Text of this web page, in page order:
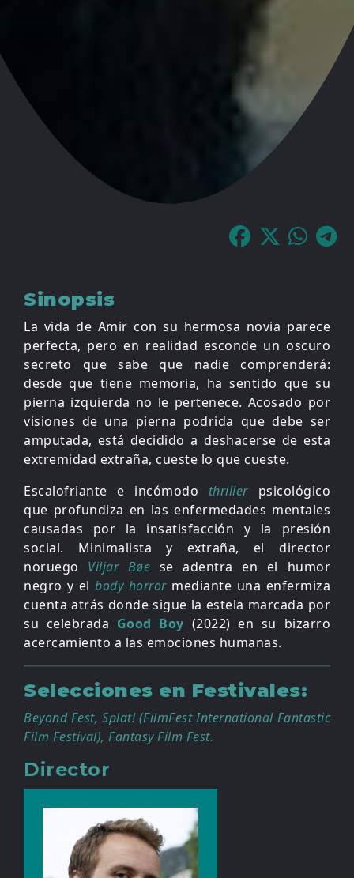
Sinopsis
La vida de Amir con su hermosa novia parece
perfecta, pero en realidad esconde un oscuro
secreto que sabe que nadie comprenderá:
desde que tiene memoria, ha sentido que su
pierna izquierda no le pertenece. Acosado por
visiones de una pierna podrida que debe ser
amputada, está decidido a deshacerse de esta
extremidad extraña, cueste lo que cueste.
Escalofriante e incómodo thrillerpsicológico
que profundiza en las enfermedades mentales
causadas por la insatisfacción y la presión
social. Minimalista y extraña, el director
noruego Viljar Bøe se adentra en el humor
negro y elbody horrormediante una enfermiza
cuenta atrás donde sigue la estela marcada por
su celebrada Good Boy (2022) en su bizarro
acercamiento a las emociones humanas.
Selecciones en Festivales:
Beyond Fest, Splat! (FilmFest International Fantastic
Film Festival), Fantasy Film Fest.
Director